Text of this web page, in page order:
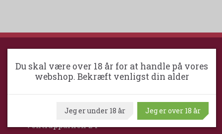
GREVE VINKOMPAGNI
Ventrupparken 24
Du skal være over 18 år for at handle på vores
webshop. Bekræft venligst din alder
Jeg er under 18 år Jeg er over 18 år